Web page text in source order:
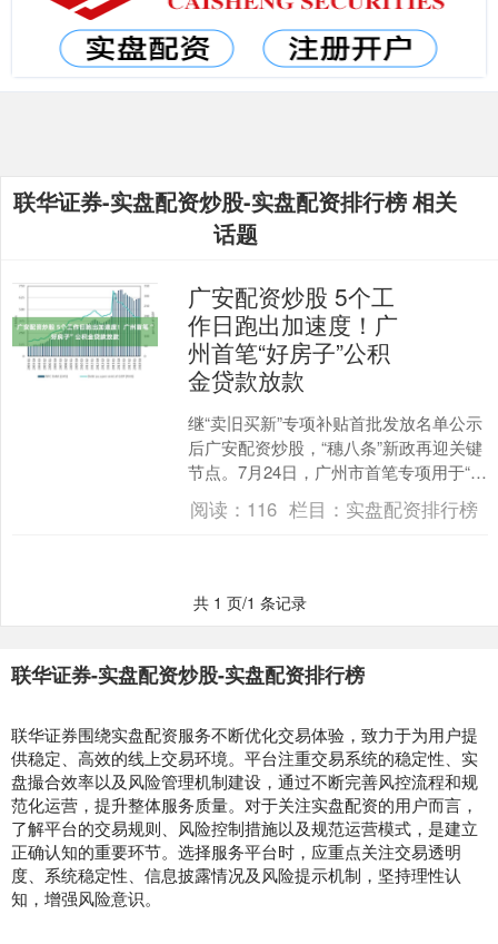
联华证券-实盘配资炒股-实盘配资排行榜 相关
话题
广安配资炒股 5个工
作日跑出加速度！广
州首笔“好房子”公积
金贷款放款
继“卖旧买新”专项补贴首批发放名单公示
后广安配资炒股，“穗八条”新政再迎关键
节点。7月24日，广州市首笔专项用于“好
房子”建设的公积金贷款在越秀·阅璟台项
目正式....
阅读： 116 栏目： 实盘配资排行榜
共 1 页/1 条记录
联华证券-实盘配资炒股-实盘配资排行榜
联华证券围绕实盘配资服务不断优化交易体验，致力于为用户提
供稳定、高效的线上交易环境。平台注重交易系统的稳定性、实
盘撮合效率以及风险管理机制建设，通过不断完善风控流程和规
范化运营，提升整体服务质量。对于关注实盘配资的用户而言，
了解平台的交易规则、风险控制措施以及规范运营模式，是建立
正确认知的重要环节。选择服务平台时，应重点关注交易透明
度、系统稳定性、信息披露情况及风险提示机制，坚持理性认
知，增强风险意识。